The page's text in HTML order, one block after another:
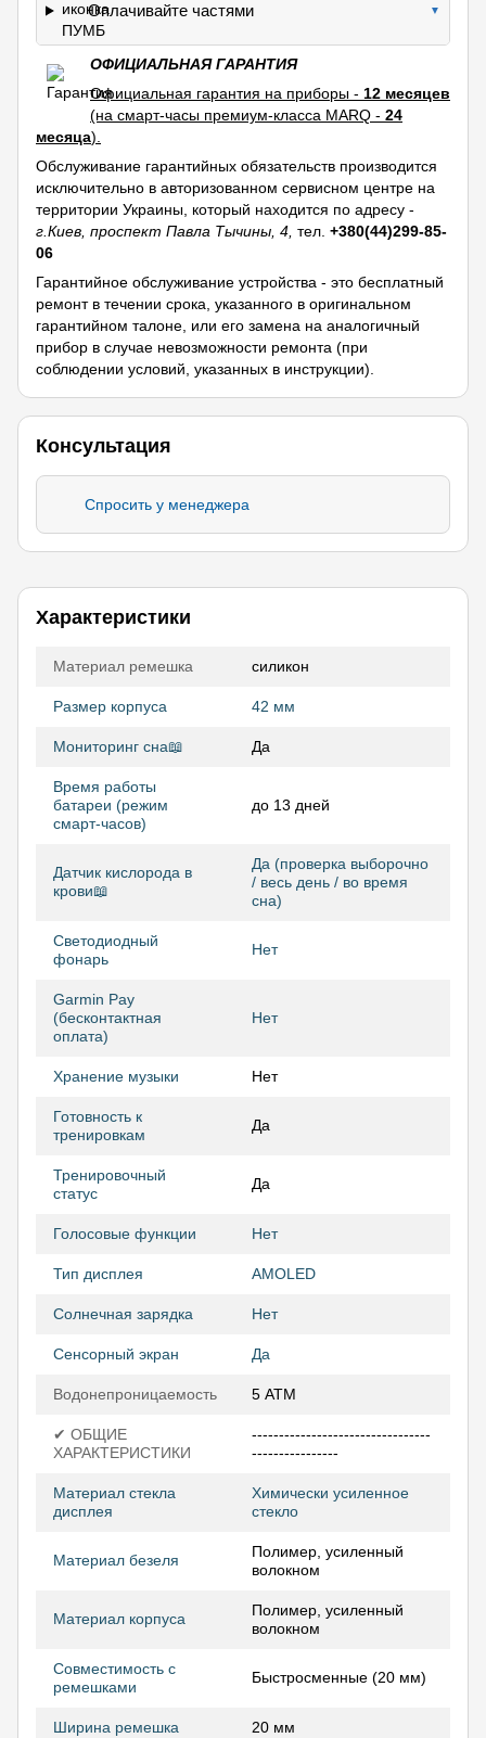
Оплачивайте частями ▼
ОФИЦИАЛЬНАЯ ГАРАНТИЯ
Официальная гарантия на приборы - 12 месяцев
(на смарт-часы премиум-класса MARQ - 24
месяца).
Обслуживание гарантийных обязательств производится
исключительно в авторизованном сервисном центре на
территории Украины, который находится по адресу -
г.Киев, проспект Павла Тычины, 4, тел. +380(44)299-85-
06
Гарантийное обслуживание устройства - это бесплатный
ремонт в течении срока, указанного в оригинальном
гарантийном талоне, или его замена на аналогичный
прибор в случае невозможности ремонта (при
соблюдении условий, указанных в инструкции).
Консультация
Спросить у менеджера
Характеристики
Материал ремешка силикон
Размер корпуса 42 мм
Мониторинг сна📖 Да
Время работы
батареи (режим
смарт-часов)
до 13 дней
Датчик кислорода в
крови📖
Да (проверка выборочно
/ весь день / во время
сна)
Светодиодный
фонарь
Нет
Garmin Pay
(бесконтактная
оплата)
Нет
Хранение музыки Нет
Готовность к
тренировкам
Да
Тренировочный
статус
Да
Голосовые функции Нет
Тип дисплея AMOLED
Солнечная зарядка Нет
Сенсорный экран Да
Водонепроницаемость 5 АТМ
✔ ОБЩИЕ
ХАРАКТЕРИСТИКИ
---------------------------------
----------------
Материал стекла
дисплея
Химически усиленное
стекло
Материал безеля
Полимер, усиленный
волокном
Материал корпуса
Полимер, усиленный
волокном
Совместимость с
ремешками
Быстросменные (20 мм)
Ширина ремешка 20 мм